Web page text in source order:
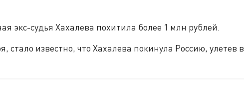
экс-судья Хахалева похитила более 1 млн рублей.
стало известно, что Хахалева покинула Россию, улетев в